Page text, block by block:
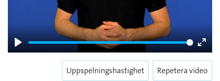
Play
Enter
Uppspelningshastighet Repetera video